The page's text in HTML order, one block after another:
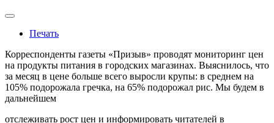
Печать
Корреспонденты газеты «Призыв» проводят мониторинг цен
на продукты питания в городских магазинах. Выяснилось, что
за месяц в цене больше всего выросли крупы: в среднем на
105% подорожала гречка, на 65% подорожал рис. Мы будем в
дальнейшем
отслеживать рост цен и информировать читателей в